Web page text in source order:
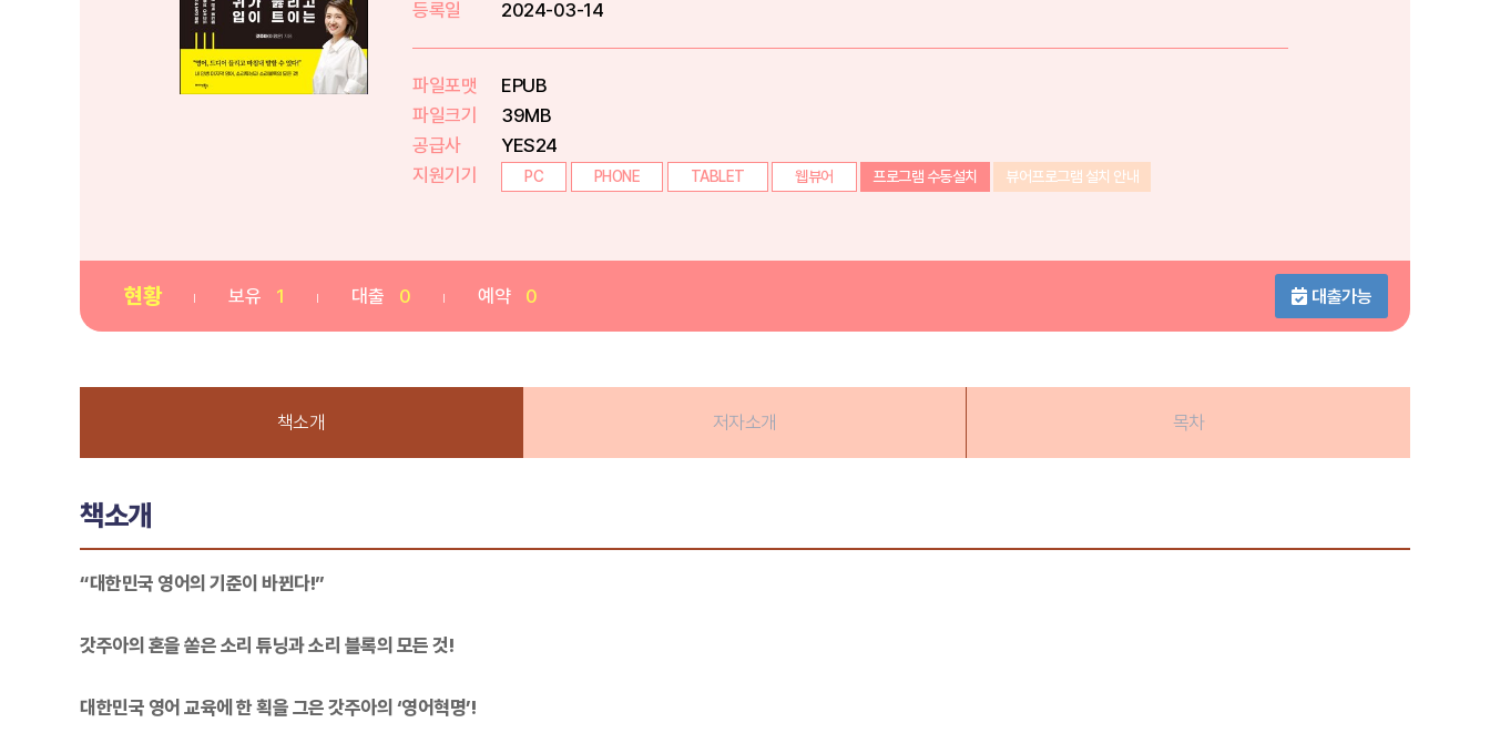
등록일
2024-03-14
파일포맷
EPUB
파일크기
39MB
공급사
YES24
지원기기
PC PHONE TABLET 웹뷰어 프로그램 수동설치 뷰어프로그램 설치 안내
현황 보유 1 대출 0 예약 0 대출가능
책소개 저자소개 목차
책소개
“대한민국 영어의 기준이 바뀐다!”
갓주아의 혼을 쏟은 소리 튜닝과 소리 블록의 모든 것!
대한민국 영어 교육에 한 획을 그은 갓주아의 ‘영어혁명’!